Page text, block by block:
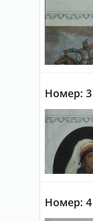
Номер: 3
Номер: